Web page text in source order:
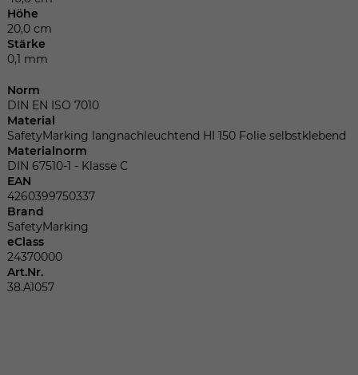
Höhe
20,0 cm
Stärke
0,1 mm
Norm
DIN EN ISO 7010
Material
SafetyMarking langnachleuchtend HI 150 Folie selbstklebend
Materialnorm
DIN 67510-1 - Klasse C
EAN
4260399750337
Brand
SafetyMarking
eClass
24370000
Art.Nr.
38.A1057
Zweck
Name fe_typo_user
Laufzeit
Zweck